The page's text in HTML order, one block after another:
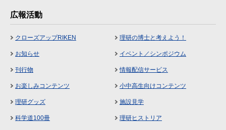
広報活動
クローズアップRIKEN 理研の博士と考えよう！
お知らせ イベント／シンポジウム
刊行物 情報配信サービス
お楽しみコンテンツ 小中高生向けコンテンツ
理研グッズ 施設見学
科学道100冊 理研ヒストリア